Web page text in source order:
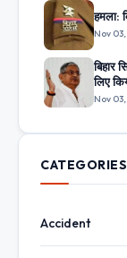
हमला:
Nov 03,
बिहार
लिए
Nov 03,
CATEGORIES
Accident